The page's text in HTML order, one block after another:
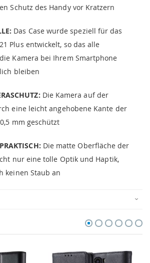
Schutz des Handy vor Kratzern
Das Case wurde speziell für das
Plus entwickelt, so das alle
Kamera bei Ihrem Smartphone
bleiben
Die Kamera auf der
eine leicht angehobene Kante der
mm geschützt
Die matte Oberfläche der
nur eine tolle Optik und Haptik,
keinen Staub an